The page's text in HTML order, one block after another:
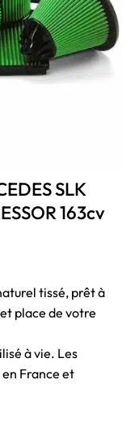
SLK
163cv
tissé, prêt à
place de votre
à vie. Les
France et